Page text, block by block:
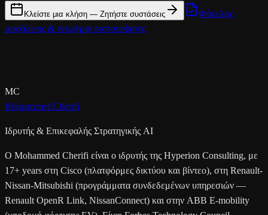
Κλείστε μια κλήση — Ζητήστε συστάσεις
Φάκελος
ασφάλειας & τεκμήρια πιστοποίησης
MC
Mohammed Cherifi
Ιδρυτής & Επικεφαλής Στρατηγικής AI
Ο Mohammed Cherifi είναι ο ιδρυτής της Hyperion Consulting, με
17+ years στη Cisco (πλατφόρμες δικτύου και βίντεο), στη Renault-
Nissan-Mitsubishi (προγράμματα συνδεδεμένων υπηρεσιών —
Renault OpenR Link, NissanConnect) και στην ABB E-mobility